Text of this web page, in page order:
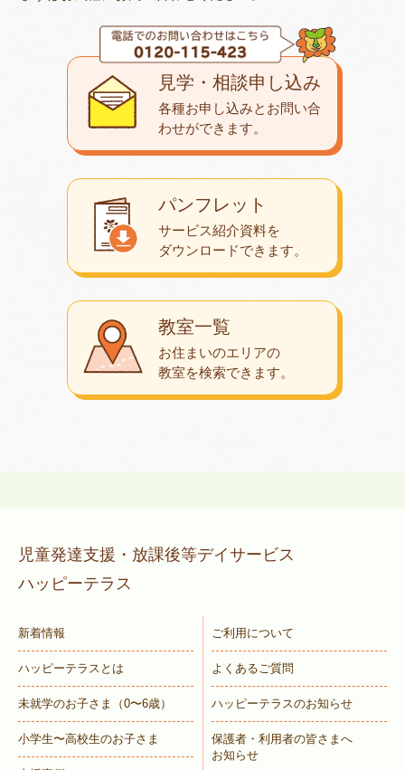
教室一覧
お住まいのエリアの
教室を検索できます。
パンフレット
サービス紹介資料を
ダウンロードできます。
見学・相談申し込み
各種お申し込みとお問い合
わせができます。
児童発達支援・放課後等デイサービス
ハッピーテラス
新着情報
ハッピーテラスとは
未就学のお子さま （0〜6歳）
小学生〜高校生のお子さま
ご利用について
よくあるご質問
ハッピーテラスのお知らせ
保護者・利用者の皆さまへ
お知らせ